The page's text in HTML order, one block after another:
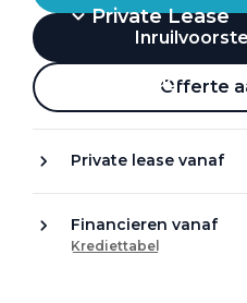
Private Lease
TerugOfferte
Private lease vanaf
Financieren vanaf
Krediettabel